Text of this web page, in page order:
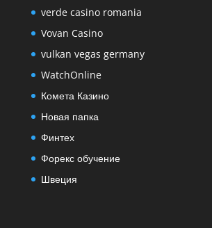
verde casino romania
Vovan Casino
vulkan vegas germany
WatchOnline
Комета Казино
Новая папка
Финтех
Форекс обучение
Швеция